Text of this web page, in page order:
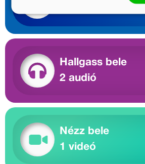
Hallgass bele
2 audió
Nézz bele
1 videó